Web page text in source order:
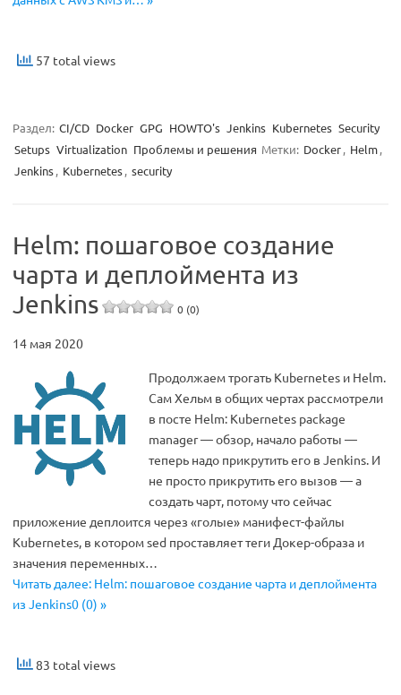
57 total views
Раздел: CI/CD Docker GPG HOWTO's Jenkins Kubernetes Security
Setups Virtualization Проблемы и решения Метки: Docker, Helm,
Jenkins, Kubernetes, security
Helm: пошаговое создание
чарта и деплоймента из
Jenkins
0 (0)
14 мая 2020
Продолжаем трогать Kubernetes и Helm.
Сам Хельм в общих чертах рассмотрели
в посте Helm: Kubernetes package
manager — обзор, начало работы —
теперь надо прикрутить его в Jenkins. И
не просто прикрутить его вызов — а
создать чарт, потому что сейчас
приложение деплоится через «голые» манифест-файлы
Kubernetes, в котором sed проставляет теги Докер-образа и
значения переменных…
Читать далее: Helm: пошаговое создание чарта и деплоймента
из Jenkins0 (0) »
83 total views